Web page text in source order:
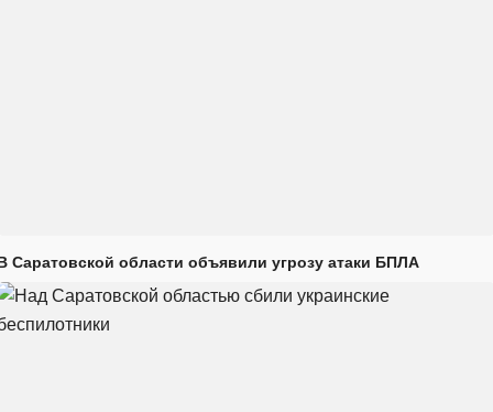
Саратовской области объявили угрозу атаки БПЛА